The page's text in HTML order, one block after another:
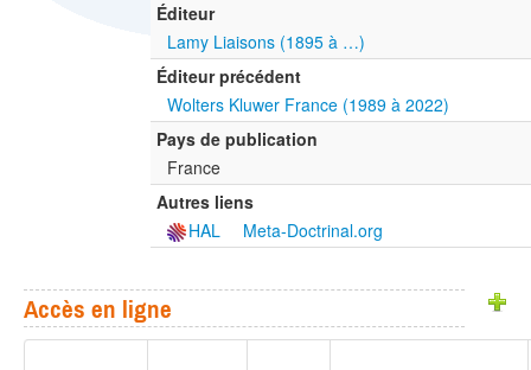
Éditeur
Lamy Liaisons (1895 à …)
Éditeur précédent
Wolters Kluwer France (1989 à 2022)
Pays de publication
France
Autres liens
HAL
Meta-Doctrinal.org
Accès en ligne